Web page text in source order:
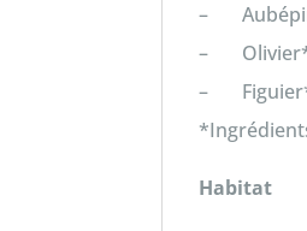
–
–
–
Habitat